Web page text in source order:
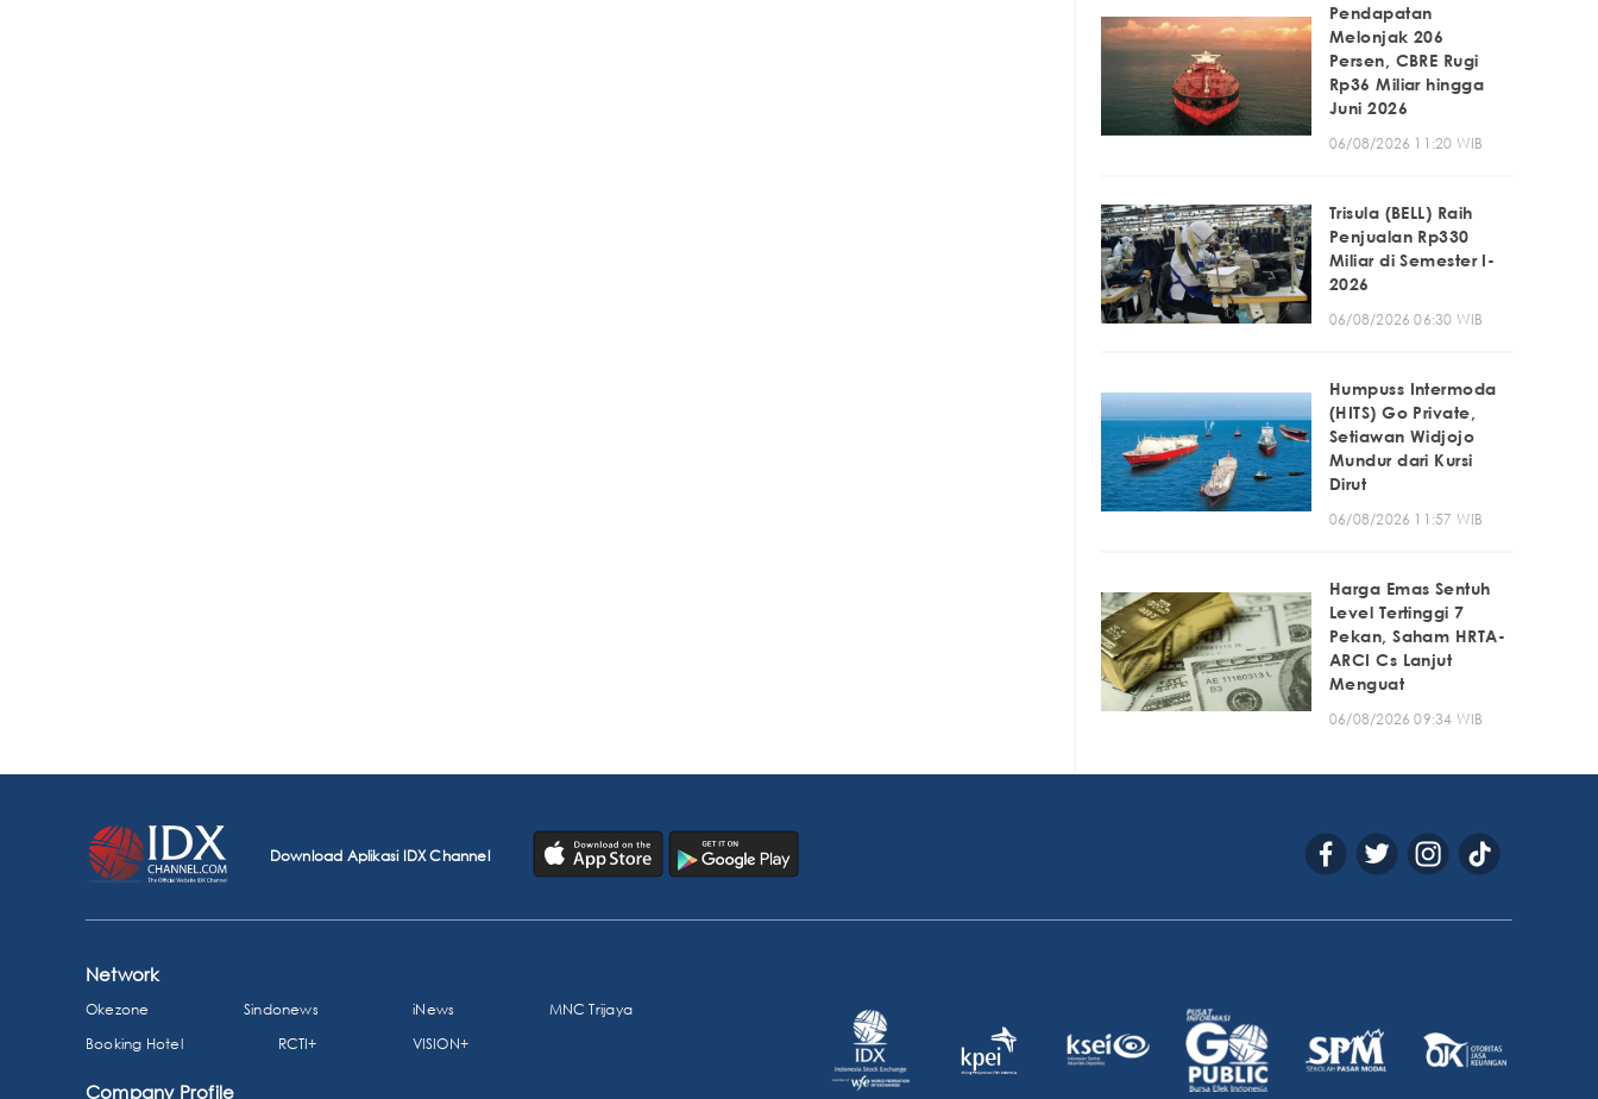
Pendapatan
Melonjak 206
Persen, CBRE Rugi
Rp36 Miliar hingga
Juni 2026
06/08/2026 11:20 WIB
Trisula (BELL) Raih
Penjualan Rp330
Miliar di Semester I-
2026
06/08/2026 06:30 WIB
Humpuss Intermoda
(HITS) Go Private,
Setiawan Widjojo
Mundur dari Kursi
Dirut
06/08/2026 11:57 WIB
Harga Emas Sentuh
Level Tertinggi 7
Pekan, Saham HRTA-
ARCI Cs Lanjut
Menguat
06/08/2026 09:34 WIB
Download Aplikasi IDX Channel
Network
Okezone Sindonews iNews
MNC Trijaya
Booking Hotel
RCTI+ VISION+
Company Profile